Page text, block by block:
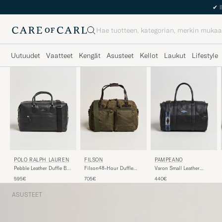
Haku
Uutuudet Vaatteet Kengät Asusteet Kellot Laukut Lifestyle
POLO RALPH LAUREN
Pebble Leather Duffle Bag
595€
FILSON
Filson48-Hour Duffle
705€
PAMPEANO
Varon Small Leather
440€
ASUSTEET